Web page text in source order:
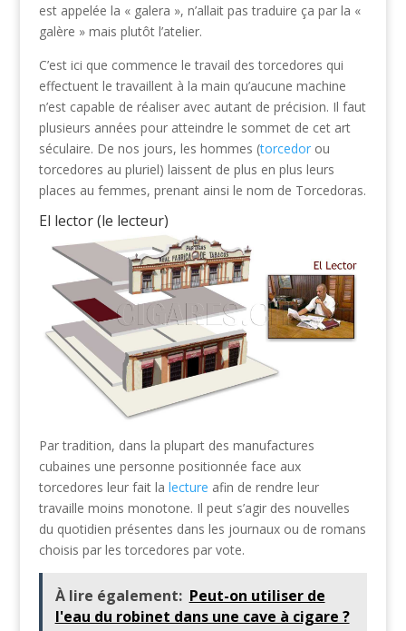
est appelée la « galera », n’allait pas traduire ça par la «
galère » mais plutôt l’atelier.
C’est ici que commence le travail des torcedores qui
effectuent le travaillent à la main qu’aucune machine
n’est capable de réaliser avec autant de précision. Il faut
plusieurs années pour atteindre le sommet de cet art
séculaire. De nos jours, les hommes (torcedorou
torcedores au pluriel) laissent de plus en plus leurs
places au femmes, prenant ainsi le nom de Torcedoras.
El lector (le lecteur)
Par tradition, dans la plupart des manufactures
cubaines une personne positionnée face aux
torcedores leur fait la lecture afin de rendre leur
travaille moins monotone. Il peut s’agir des nouvelles
du quotidien présentes dans les journaux ou de romans
choisis par les torcedores par vote.
À lire également: Peut-on utiliser de
l'eau du robinet dans une cave à cigare ?